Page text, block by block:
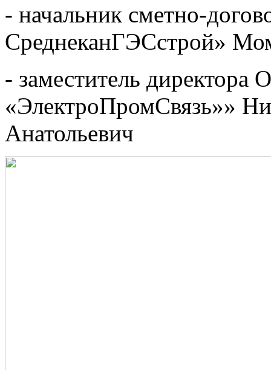
- начальник сметно-
СреднеканГЭСстрой»
- заместитель
«ЭлектроПромСвязь»»
Анатольевич